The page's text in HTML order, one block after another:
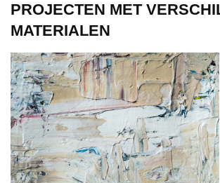
PROJECTEN MET
MATERIALEN